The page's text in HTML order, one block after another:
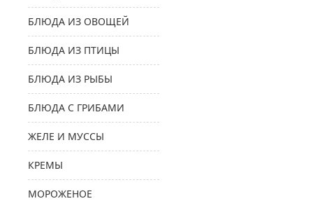
БЛЮДА ИЗ ОВОЩЕЙ
БЛЮДА ИЗ ПТИЦЫ
БЛЮДА ИЗ РЫБЫ
БЛЮДА С ГРИБАМИ
ЖЕЛЕ И МУССЫ
КРЕМЫ
МОРОЖЕНОЕ